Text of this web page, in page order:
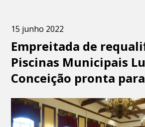
15 junho 2022
Empreitada de
Piscinas Municipais
Conceição pronta